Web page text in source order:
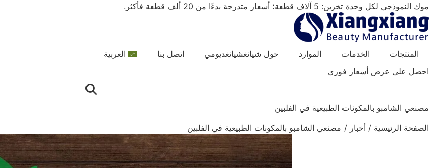
تخطي
إلى
المحتوى
موك النموذجي لكل وحدة تخزين: 5 آلاف قطعة؛ أسعار متدرجة بدءًا من 20 ألف قطعة فأكثر.
المنتجات الخدمات الموارد حول شيانغشيانغديومي اتصل بنا
العربية
احصل على عرض أسعار فوري
مصنعي الشامبو بالمكونات الطبيعية في الفلبين
الصفحة الرئيسية / أخبار / مصنعي الشامبو بالمكونات الطبيعية في الفلبين